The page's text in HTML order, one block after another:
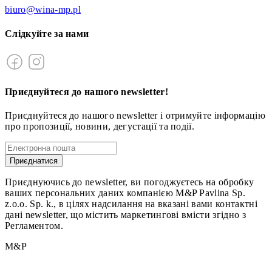
biuro@wina-mp.pl
Слідкуйте за нами
Приєднуйтеся до нашого newsletter!
Приєднуйтеся до нашого newsletter і отримуйте інформацію
про пропозиції, новини, дегустації та події.
Приєднатися
Приєднуючись до newsletter, ви погоджуєтесь на обробку
ваших персональних даних компанією M&P Pavlina Sp.
z.o.o. Sp. k., в цілях надсилання на вказані вами контактні
дані newsletter, що містить маркетингові вмісти згідно з
Регламентом.
M&P